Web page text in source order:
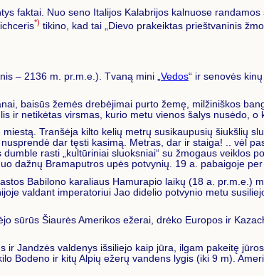
faktai. Nuo seno Italijos Kalabrijos kalnuose
*) tikino, kad tai „Dievo prakeiktas prieštvaninis
– 2136 m. pr.m.e.). Tvaną mini „ Vedos“ ir senovės
baisūs žemės drebėjimai purto žemę, milžiniškos
ir netikėtas virsmas, kurio metu vienos šalys nusėdo, o
Tranšėja kilto kelių metrų susikaupusių šiukšlių
dar tęsti kasimą. Metras, dar ir staiga! .. vėl
rasti „kultūriniai sluoksniai“ su žmogaus veiklos
dažnų Bramaputros upės potvynių. 19 a. pabaigoje
Babilono karaliaus Hamurapio laikų (18 a. pr.m.e.)
valdant imperatoriui Jao didelio potvynio metu
sūrūs Šiaurės Amerikos ežerai, drėko Europos ir
Jandzės valdenys išsiliejo kaip jūra, ilgam pakeitę
Bodeno ir kitų Alpių ežerų vandens lygis (iki 9 m).